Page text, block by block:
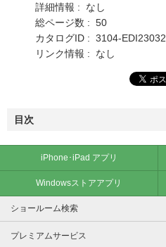
詳細情報 : なし
総ページ数 : 50
カタログID : 3104-EDI23032
リンク情報 : なし
目次
iPhone･iPad アプリ
Windowsストアアプリ
ショールーム検索
プレミアムサービス